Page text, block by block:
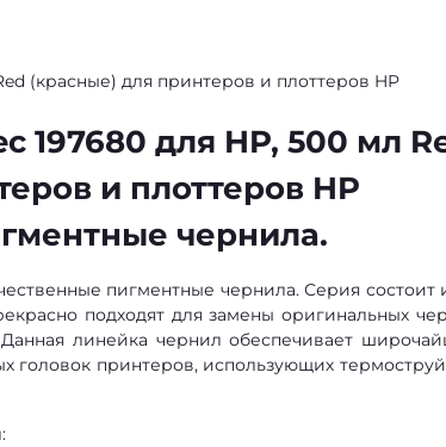
(красные) для принтеров и плоттеров HP
197680 для HP, 500 мл
и плоттеров HP
чернила.
пигментные чернила. Серия состоит
подходят для замены оригинальных
линейка чернил обеспечивает
головок принтеров, использующих